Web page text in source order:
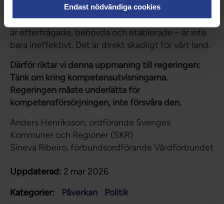
Endast nödvändiga cookies
pensionsavgångar och ökade vårdbehov. Att
samtidigt utvisa utbildad personal – människor som
är efterfrågade, behövda och etablerade – är inte
bara ineffektivt. Det är direkt skadligt för vårt land.
Därför riktar vi denna uppmaning till regeringen:
Tänk om kring kompetensutvisningarna.
Regeringen måste underlätta för
kompetensförsörjningen, inte försvåra den.
Anders Henriksson, ordförande Sveriges
Kommuner och Regioner (SKR)
Sineva Ribeiro, förbundsordförande Vårdförbundet
Uppdaterad: 2 mar 2026
Kategorier:
Påverkan Politik